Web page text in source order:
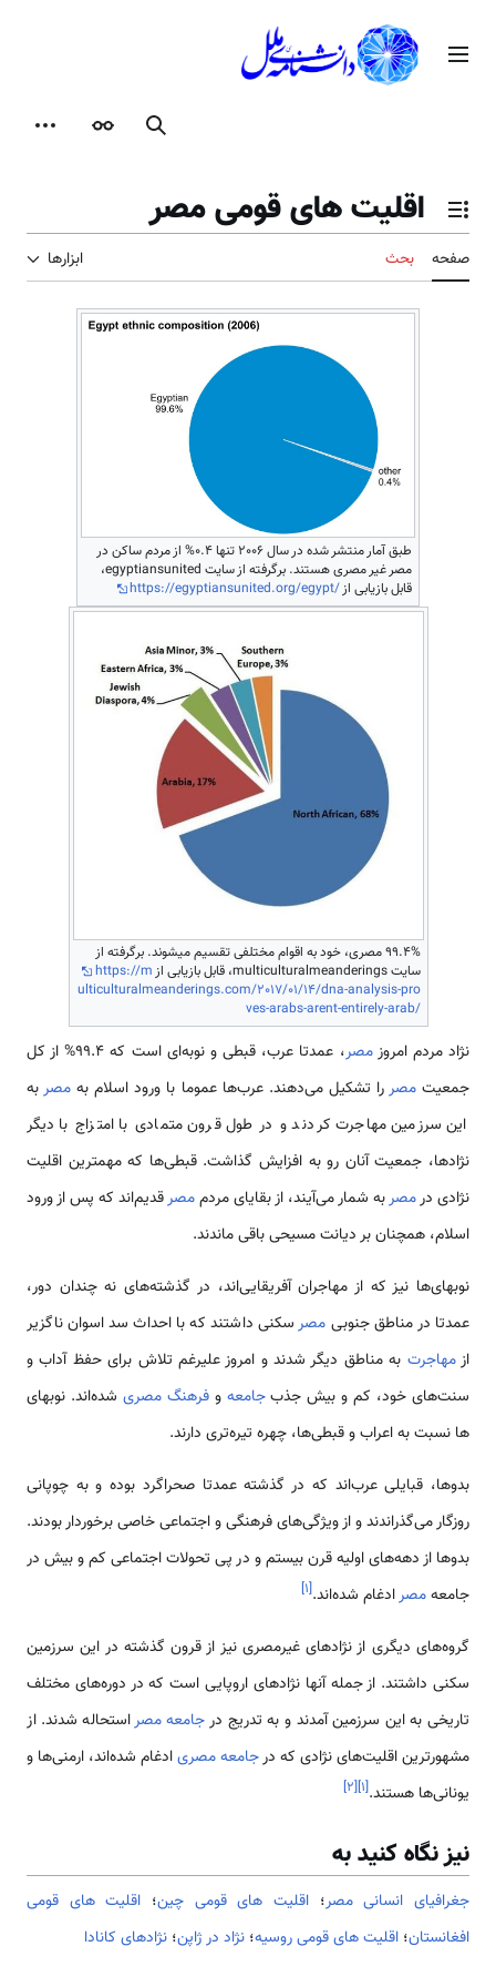
محتوامنوی اصلی
جستجوظاهر
تغییر وضعیت فهرست محتویات
اقلیت های قومی مصر
صفحه بحث ابزارها
طبق آمار منتشر شده در سال 2006 تنها 0.4% از مردم ساکن در
مصر غیر مصری هستند. برگرفته از سایت egyptiansunited،
قابل بازیابی ازhttps://egyptiansunited.org/egypt/
99.4% مصری، خود به اقوام مختلفی تقسیم میشوند. برگرفته از
سایت multiculturalmeanderings، قابل بازیابی از
https://m
ulticulturalmeanderings.com/2017/01/14/dna-analysis-pro
ves-arabs-arent-entirely-arab/
نژاد مردم امروزمصر
، عمدتا عرب، قبطی و نوبه‌­ای است که 99.4% از کل
جمعیتمصررا تشکیل می­‌دهند. عرب‌ها عموما با ورود اسلام به مصربه
این سرزمین مهاجرت کردند و در طول قرون متمادی با امتزاج با دیگر
نژادها، جمعیت آنان رو به افزایش گذاشت. قبطی­‌ها که مهمترین اقلیت
نژادی درمصربه شمار می‌­آیند، از بقایای مردممصرقدیم‌­اند که پس از ورود
اسلام، همچنان بر دیانت مسیحی باقی ماندند.
نوبه­ای­‌ها نیز که از مهاجران آفریقایی‌­اند، در گذشته­‌های نه چندان دور،
عمدتا در مناطق جنوبی مصرسکنی داشتند که با احداث سد اسوان ناگزیر
ازمهاجرت به مناطق دیگر شدند و امروز علیرغم تلاش برای حفظ آداب و
سنت‌­های خود، کم و بیش جذبجامعه وفرهنگ مصری شده‌­اند. نوبه­ای­‌
ها نسبت به اعراب و قبطی­‌ها، چهره تیره­‌تری دارند.
بدوها، قبایلی عرب­‌اند که در گذشته عمدتا صحراگرد بوده­ و به چوپانی
روزگار می­‌گذراندند و از ویژگی­‌های فرهنگی و اجتماعی خاصی برخوردار بودند.
بدوها از دهه‌­های اولیه قرن بیستم و در پی تحولات اجتماعی کم و بیش در
جامعهمصرادغام شده‌­اند.[۱]
گروه‌­های دیگری از نژادهای غیرمصری نیز از قرون گذشته در این سرزمین
سکنی داشتند. از جمله آنها نژادهای اروپایی است که در دوره­‌های مختلف
تاریخی به این سرزمین آمدند و به تدریج درجامعه مصراستحاله شدند. از
مشهورترین اقلیت­‌های نژادی که درجامعه مصریادغام شده‌­اند، ارمنی­‌ها و
یونانی­‌ها هستند.[۱]
[۲]
نیز نگاه کنید به
جغرافیای انسانی مصر؛ اقلیت های قومی چین؛ اقلیت های قومی
افغانستان؛ اقلیت های قومی روسیه؛ نژاد در ژاپن؛ نژادهای کانادا